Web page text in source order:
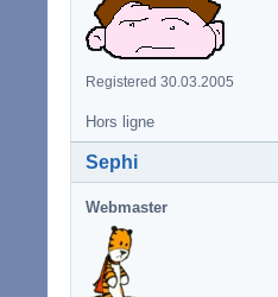
Registered 30.03.2005
Hors ligne
Sephi
Webmaster